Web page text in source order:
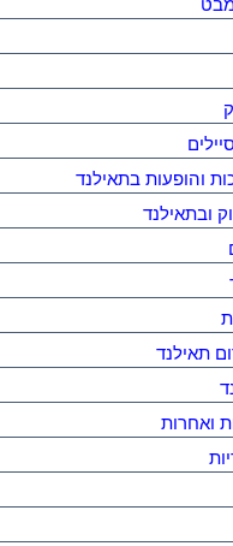
והופעות בתאילנד
ובתאילנד
תאילנד
ואחרות